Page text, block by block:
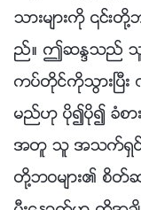
သားမ်ားကို ၎တို႔ဘ
ည္။ ဤဆႏၵသည္ သူ
ကပ္တိုင္ကိုသြားၿပီ
မည္ဟု ပို၍ပို၍ ခံစ
အတူ သူ အသက္ရွင္ေ
တို႔ဘဝမ်ား၏ စိတ္ဆင္း